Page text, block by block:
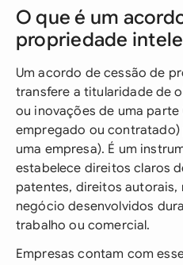
O que é um
propriedade
Um acordo de cessão de
transfere a titularidade de
ou inovações de uma parte
empregado ou
uma empresa). É um
estabelece direitos claros
patentes, direitos autorais,
negócio desenvolvidos
trabalho ou comercial.
Empresas contam com